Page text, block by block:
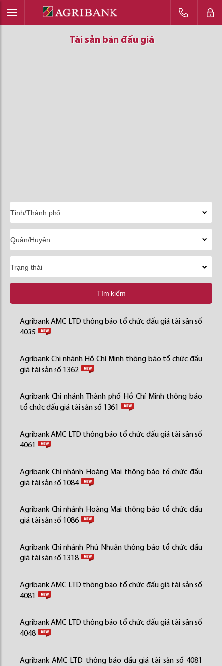
Tài sản bán đấu giá
Tài sản bán đấu giá
Tài sản bán đấu giá
Tìm kiếm
Agribank AMC LTD thông báo tổ chức đấu giá tài sản số
4035
Agribank Chi nhánh Hồ Chí Minh thông báo tổ chức đấu
giá tài sản số 1362
Agribank Chi nhánh Thành phố Hồ Chí Minh thông báo
tổ chức đấu giá tài sản số 1361
Agribank AMC LTD thông báo tổ chức đấu giá tài sản số
4061
Agribank Chi nhánh Hoàng Mai thông báo tổ chức đấu
giá tài sản số 1084
Agribank Chi nhánh Hoàng Mai thông báo tổ chức đấu
giá tài sản số 1086
Agribank Chi nhánh Phú Nhuận thông báo tổ chức đấu
giá tài sản số 1318
Agribank AMC LTD thông báo tổ chức đấu giá tài sản số
4081
Agribank AMC LTD thông báo tổ chức đấu giá tài sản số
4048
Agribank AMC LTD thông báo đấu giá tài sản số 4081